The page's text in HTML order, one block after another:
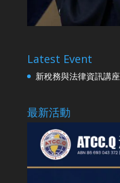
Latest Event
新稅務與法律資訊講座
最新活動